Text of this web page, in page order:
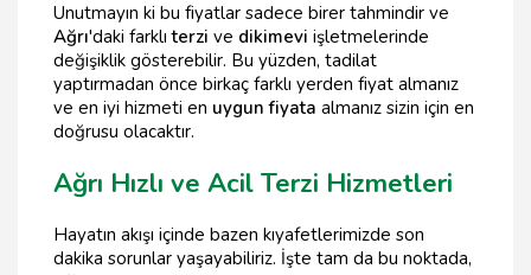
Unutmayın ki bu fiyatlar sadece birer tahmindir ve
Ağrı'daki farklıterzi ve dikimevi işletmelerinde
değişiklik gösterebilir. Bu yüzden, tadilat
yaptırmadan önce birkaç farklı yerden fiyat almanız
ve en iyi hizmeti en uygun fiyata almanız sizin için en
doğrusu olacaktır.
Ağrı Hızlı ve Acil Terzi Hizmetleri
Hayatın akışı içinde bazen kıyafetlerimizde son
dakika sorunlar yaşayabiliriz. İşte tam da bu noktada,